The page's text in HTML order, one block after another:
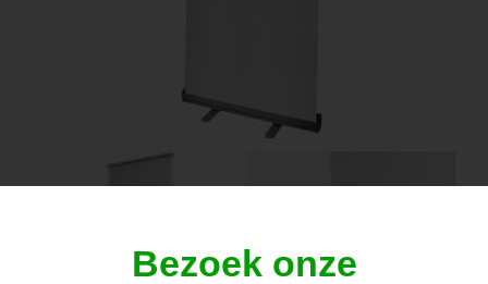
Bezoek onze